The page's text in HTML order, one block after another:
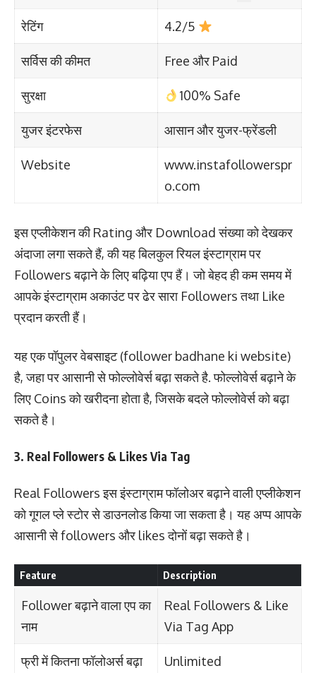
रेटिंग 4.2/5
सर्विस की कीमत Free और Paid
सुरक्षा 100% Safe
युजर इंटरफेस आसान और युजर-फ्रेंडली
Website
www.instafollowerspr
o.com
इस एप्लीकेशन की Rating और Download संख्या को देखकर
अंदाजा लगा सकते हैं, की यह बिलकुल रियल इंस्टाग्राम पर
Followers बढ़ाने के लिए बढ़िया एप हैं। जो बेहद ही कम समय में
आपके इंस्टाग्राम अकाउंट पर ढेर सारा Followers तथा Like
प्रदान करती हैं।
यह एक पॉपुलर वेबसाइट (follower badhane ki website)
है, जहा पर आसानी से फोल्लोवेर्स बढ़ा सकते है. फोल्लोवेर्स बढ़ाने के
लिए Coins को खरीदना होता है, जिसके बदले फोल्लोवेर्स को बढ़ा
सकते है।
3. Real Followers & Likes Via Tag
Real Followers इस इंस्टाग्राम फॉलोअर बढ़ाने वाली एप्लीकेशन
को गूगल प्ले स्टोर से डाउनलोड किया जा सकता है। यह अप्प आपके
आसानी से followers और likes दोनों बढ़ा सकते है।
Feature Description
Follower बढ़ाने वाला एप का
नाम
Real Followers & Like
Via Tag App
फ्री में कितना फॉलोअर्स बढ़ा
Unlimited